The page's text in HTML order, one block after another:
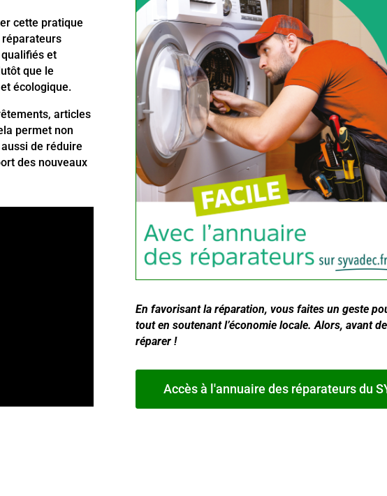
cette pratique
réparateurs
et
que le
écologique.
articles
permet non
de réduire
des nouveaux
En favorisant la réparation, vous faites un geste
tout en soutenant l’économie locale. Alors, avant
réparer !
Accès à l'annuaire des réparateurs du